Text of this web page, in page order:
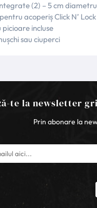
(2) – 5 cm
acoperiș Click N’ Lock
incluse
sau ciuperci
te la newsletter
Prin abonare la